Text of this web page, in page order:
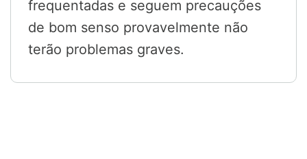
frequentadas e seguem precauções
de bom senso provavelmente não
terão problemas graves.